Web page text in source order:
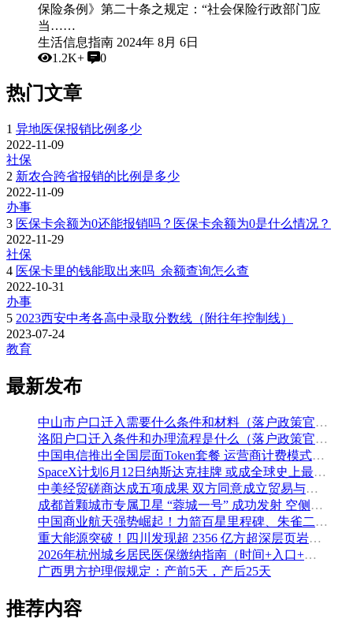
保险条例》第二十条之规定：“社会保险行政部门应
当……
生活信息指南 2024年 8月 6日
1.2K+
0
热门文章
1 异地医保报销比例多少
2022-11-09
社保
2 新农合跨省报销的比例是多少
2022-11-09
办事
3 医保卡余额为0还能报销吗？医保卡余额为0是什么情况？
2022-11-29
社保
4 医保卡里的钱能取出来吗_余额查询怎么查
2022-10-31
办事
5 2023西安中考各高中录取分数线（附往年控制线）
2023-07-24
教育
最新发布
中山市户口迁入需要什么条件和材料（落户政策官方解读）
洛阳户口迁入条件和办理流程是什么（落户政策官方问答汇总）
中国电信推出全国层面Token套餐 运营商计费模式从”流量”迈向”算力”
SpaceX计划6月12日纳斯达克挂牌 或成全球史上最大规模IPO
中美经贸磋商达成五项成果 双方同意成立贸易与投资双理事会
成都首颗城市专属卫星 “蓉城一号” 成功发射 空侧直转模式同步落地 双重大突破助力国际门户枢纽建设
中国商业航天强势崛起！力箭百星里程碑、朱雀二号改进型发射成功
重大能源突破！四川发现超 2356 亿方超深层页岩气田，保障国家能源安全
2026年杭州城乡居民医保缴纳指南（时间+入口+金额）
广西男方护理假规定：产前5天，产后25天
推荐内容